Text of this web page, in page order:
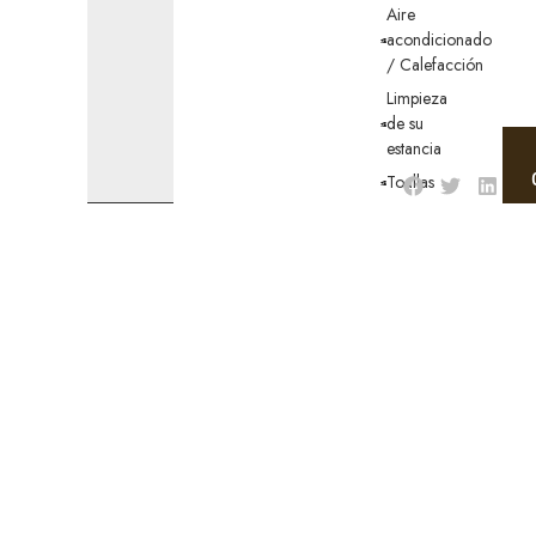
Aire
acondicionado
/ Calefacción
Limpieza
de su
estancia
Toallas